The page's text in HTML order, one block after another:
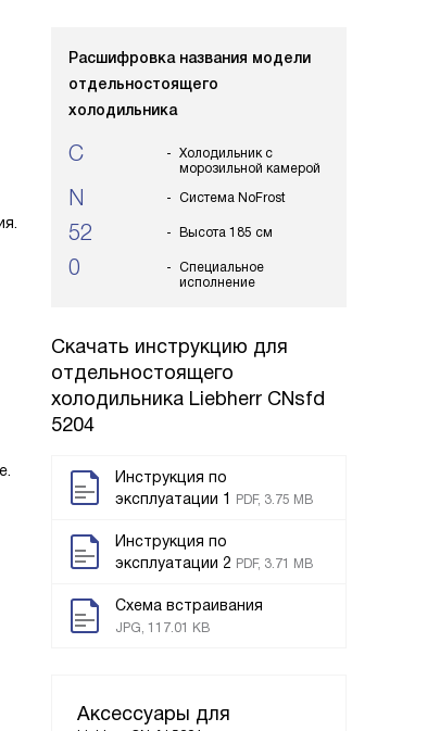
Расшифровка названия модели
отдельностоящего
холодильника
C
Холодильник с
морозильной камерой
N Система NoFrost
52 Высота 185 см
0
Специальное
исполнение
Скачать инструкцию для
отдельностоящего
холодильника Liebherr CNsfd
5204
Инструкция по
эксплуатации 1
PDF, 3.75 MB
Инструкция по
эксплуатации 2 PDF, 3.71 MB
Схема встраивания
JPG, 117.01 KB
Аксессуары для